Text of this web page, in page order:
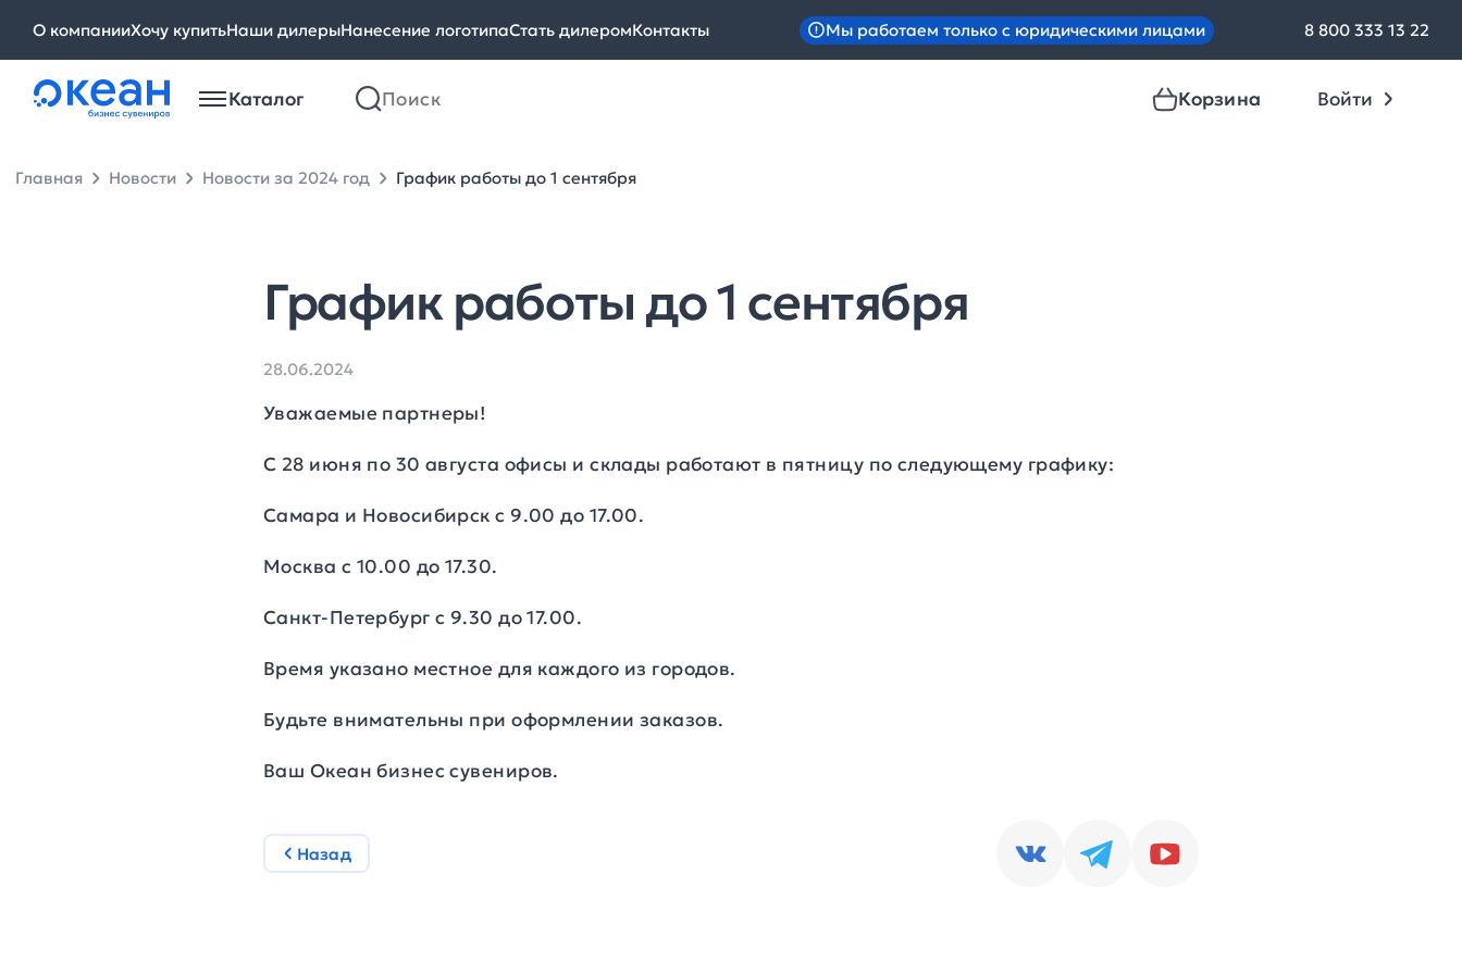
О компанииХочу купитьНаши дилерыНанесение логотипаСтать дилеромКонтакты Мы работаем только с юридическими лицами 8 800 333 13 22
Каталог Корзина Войти
Главная Новости Новости за 2024 год График работы до 1 сентября
График работы до 1 сентября
28.06.2024
Уважаемые партнеры!
С 28 июня по 30 августа офисы и склады работают в пятницу по следующему графику:
Самара и Новосибирск с 9.00 до 17.00.
Москва с 10.00 до 17.30.
Санкт-Петербург с 9.30 до 17.00.
Время указано местное для каждого из городов.
Будьте внимательны при оформлении заказов.
Ваш Океан бизнес сувениров.
Назад